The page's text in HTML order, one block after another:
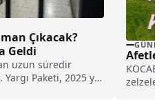
Çıkacak?
Geldi
uzun süredir
Paketi, 2025 yılı